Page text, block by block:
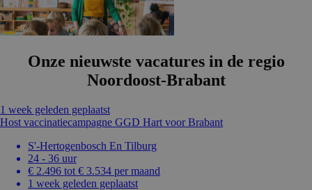
Onze nieuwste vacatures in de regio
Noordoost-Brabant
1 week geleden geplaatst
Host vaccinatiecampagne GGD Hart voor Brabant
S'-Hertogenbosch En Tilburg
24 - 36 uur
€ 2.496 tot € 3.534 per maand
1 week geleden geplaatst